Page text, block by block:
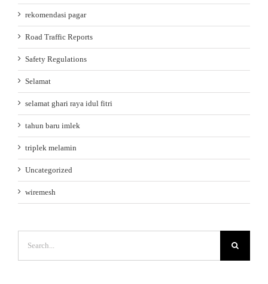
rekomendasi pagar
Road Traffic Reports
Safety Regulations
Selamat
selamat ghari raya idul fitri
tahun baru imlek
triplek melamin
Uncategorized
wiremesh
for: